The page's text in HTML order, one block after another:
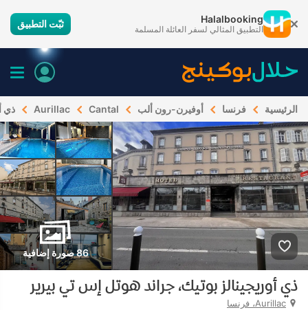
Halalbooking
التطبيق المثالي لسفر العائلة المسلمة ثبّت التطبيق
الرئيسية فرنسا أوفيرن-رون ألب Cantal
Aurillac ذي
86 صورة إضافية
ذي أوريجينالز بوتيك، جراند هوتل إس تي بيرير
Aurillac، فرنسا